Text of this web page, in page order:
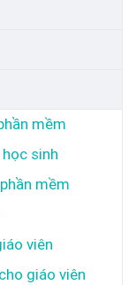
mềm
sinh
mềm
viên
giáo viên